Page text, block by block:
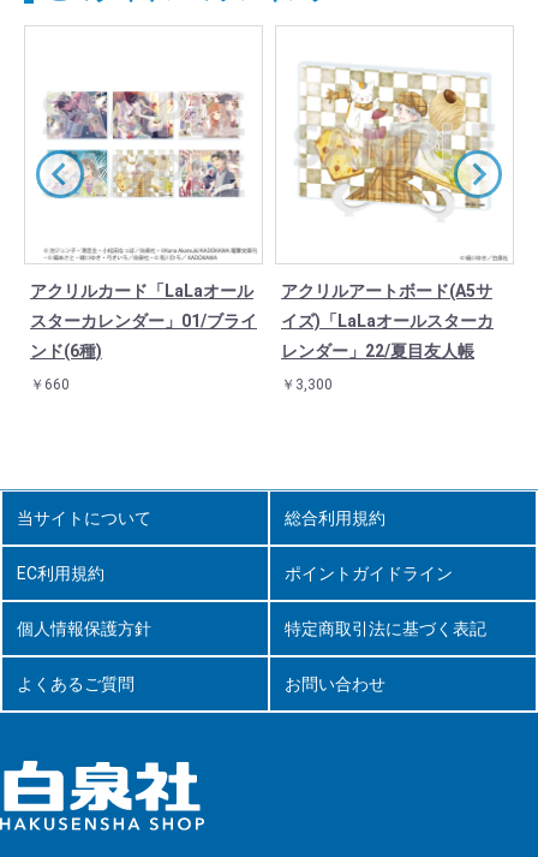
アクリルカード「LaLaオール
スターカレンダー」01/ブライ
ンド(6種)
￥660
アクリルアートボード(A5サ
イズ)「LaLaオールスターカ
レンダー」22/夏目友人帳
￥3,300
当サイトについて 総合利用規約
EC利用規約 ポイントガイドライン
個人情報保護方針 特定商取引法に基づく表記
よくあるご質問 お問い合わせ